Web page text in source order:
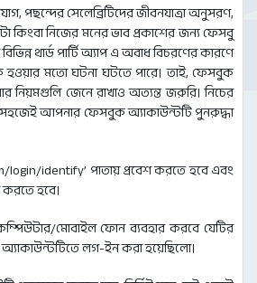
পছন্দের সেলেব্রিটিদের জীবনযাত্রা অনুসরণ,
কিংবা নিজের মনের ভাব প্রকাশের জন্য ফেসবু
থার্ড পার্টি অ্যাপ এ অবাধ বিচরণের কারণে
মতো ঘটনা ঘটতে পারে। তাই, ফেসবুক
নিয়মগুলি জেনে রাখাও অত্যন্ত জরুরি। নিচের
আপনার ফেসবুক অ্যাকাউন্টটি পুনরুদ্ধা
login/identify’ পাতায় প্রবেশ করতে হবে এবং
করতে হবে।
মোবাইল ফোন ব্যবহার করবে যেটির
লগ-ইন করা হয়েছিলো।